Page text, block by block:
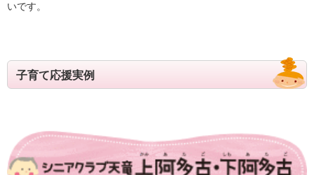
0歳から就学前
市町の取組み
県の取組
いです。
子育て応援実例